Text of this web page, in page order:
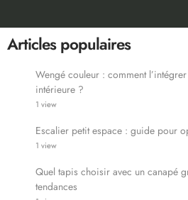
Articles populaires
Wengé couleur : comment
intérieure ?
1 view
Escalier petit espace : guide pour
1 view
Quel tapis choisir avec un canapé
tendances